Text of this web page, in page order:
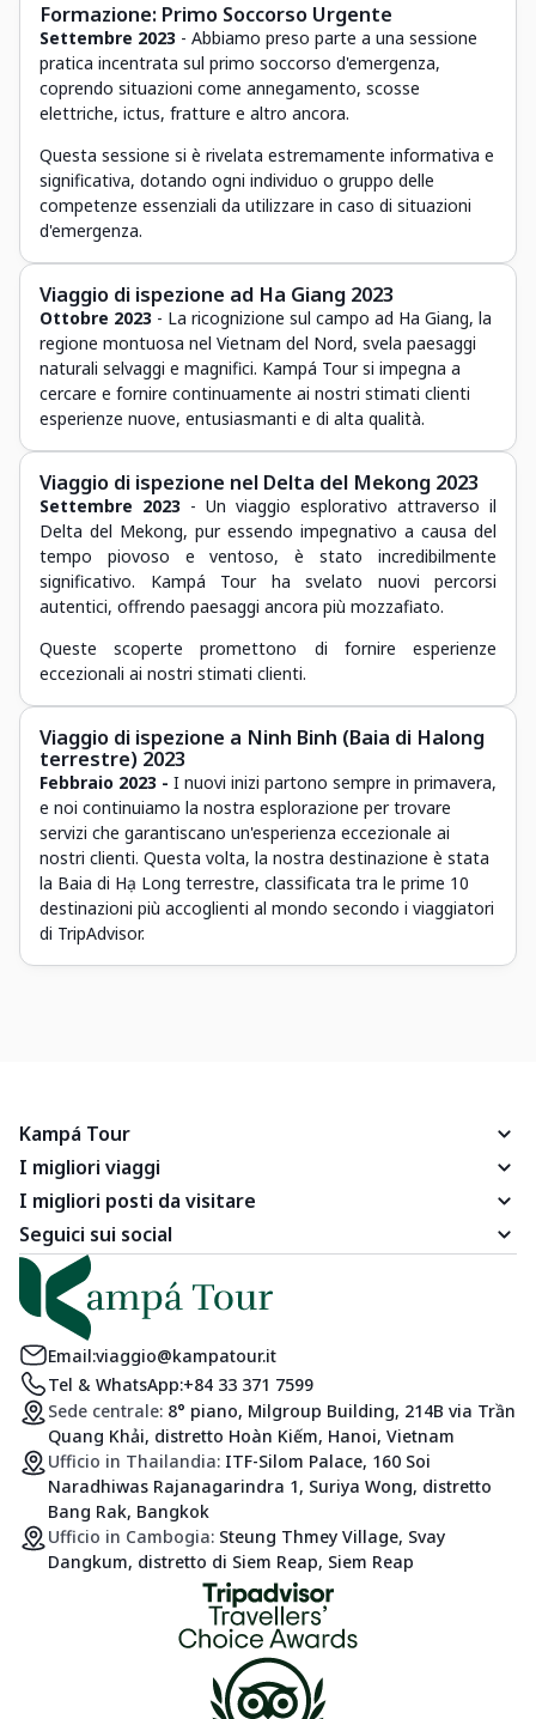
Formazione: Primo Soccorso Urgente
Settembre 2023 - Abbiamo preso parte a una sessione
pratica incentrata sul primo soccorso d'emergenza,
coprendo situazioni come annegamento, scosse
elettriche, ictus, fratture e altro ancora.
Questa sessione si è rivelata estremamente informativa e
significativa, dotando ogni individuo o gruppo delle
competenze essenziali da utilizzare in caso di situazioni
d'emergenza.
Viaggio di ispezione ad Ha Giang 2023
Ottobre 2023 - La ricognizione sul campo ad Ha Giang, la
regione montuosa nel Vietnam del Nord, svela paesaggi
naturali selvaggi e magnifici. Kampá Tour si impegna a
cercare e fornire continuamente ai nostri stimati clienti
esperienze nuove, entusiasmanti e di alta qualità.
Viaggio di ispezione nel Delta del Mekong 2023
Settembre 2023 - Un viaggio esplorativo attraverso il
Delta del Mekong, pur essendo impegnativo a causa del
tempo piovoso e ventoso, è stato incredibilmente
significativo. Kampá Tour ha svelato nuovi percorsi
autentici, offrendo paesaggi ancora più mozzafiato.
Queste scoperte promettono di fornire esperienze
eccezionali ai nostri stimati clienti.
Viaggio di ispezione a Ninh Binh (Baia di Halong
terrestre) 2023
Febbraio 2023 - I nuovi inizi partono sempre in primavera,
e noi continuiamo la nostra esplorazione per trovare
servizi che garantiscano un'esperienza eccezionale ai
nostri clienti. Questa volta, la nostra destinazione è stata
la Baia di Hạ Long terrestre, classificata tra le prime 10
destinazioni più accoglienti al mondo secondo i viaggiatori
di TripAdvisor.
Kampá Tour
I migliori viaggi
I migliori posti da visitare
Seguici sui social
Email:viaggio@kampatour.it
Tel & WhatsApp:+84 33 371 7599
Sede centrale: 8° piano, Milgroup Building, 214B via Trần
Quang Khải, distretto Hoàn Kiếm, Hanoi, Vietnam
Ufficio in Thailandia: ITF-Silom Palace, 160 Soi
Naradhiwas Rajanagarindra 1, Suriya Wong, distretto
Bang Rak, Bangkok
Ufficio in Cambogia: Steung Thmey Village, Svay
Dangkum, distretto di Siem Reap, Siem Reap